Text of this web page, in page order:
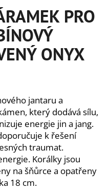
PRO
ONYX
jantaru a
který dodává sílu,
energie jin a jang.
k řešení
traumat.
Korálky jsou
na šňůrce a opatřeny
18 cm.